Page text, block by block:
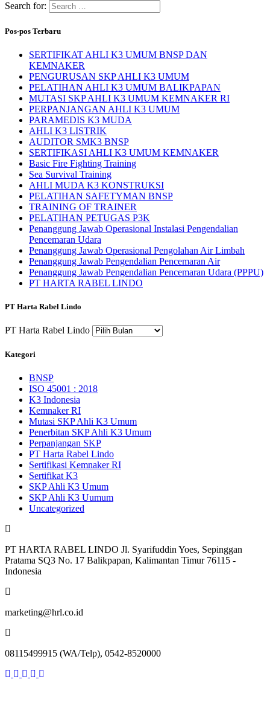
Search for:
Pos-pos Terbaru
SERTIFIKAT AHLI K3 UMUM BNSP DAN
KEMNAKER
PENGURUSAN SKP AHLI K3 UMUM
PELATIHAN AHLI K3 UMUM BALIKPAPAN
MUTASI SKP AHLI K3 UMUM KEMNAKER RI
PERPANJANGAN AHLI K3 UMUM
PARAMEDIS K3 MUDA
AHLI K3 LISTRIK
AUDITOR SMK3 BNSP
SERTIFIKASI AHLI K3 UMUM KEMNAKER
Basic Fire Fighting Training
Sea Survival Training
AHLI MUDA K3 KONSTRUKSI
PELATIHAN SAFETYMAN BNSP
TRAINING OF TRAINER
PELATIHAN PETUGAS P3K
Penanggung Jawab Operasional Instalasi Pengendalian
Pencemaran Udara
Penanggung Jawab Operasional Pengolahan Air Limbah
Penanggung Jawab Pengendalian Pencemaran Air
Penanggung Jawab Pengendalian Pencemaran Udara (PPPU)
PT HARTA RABEL LINDO
PT Harta Rabel Lindo
PT Harta Rabel Lindo
Kategori
BNSP
ISO 45001 : 2018
K3 Indonesia
Kemnaker RI
Mutasi SKP Ahli K3 Umum
Penerbitan SKP Ahli K3 Umum
Perpanjangan SKP
PT Harta Rabel Lindo
Sertifikasi Kemnaker RI
Sertifikat K3
SKP Ahli K3 Umum
SKP Ahli K3 Uumum
Uncategorized
PT HARTA RABEL LINDO Jl. Syarifuddin Yoes, Sepinggan
Pratama SQ3 No. 17 Balikpapan, Kalimantan Timur 76115 -
Indonesia
marketing@hrl.co.id
08115499915 (WA/Telp), 0542-8520000